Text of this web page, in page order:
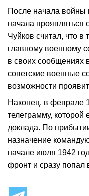
После начала войны
начала
Чуйков считал, что в
главному военному
в своих сообщениях
советские военные
возможности
Наконец, в феврале
телеграмму, которой
доклада. По
назначение
начале июля 1942
фронт и сразу попал